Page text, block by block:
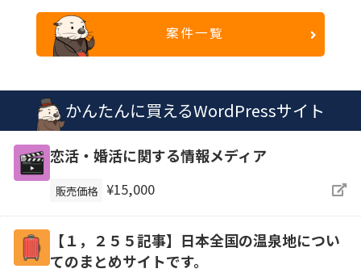
案件一覧
かんたんに買えるWordPressサイト
恋活・婚活に関する情報メディア
販売価格 ¥15,000
【１，２５５記事】日本全国の温泉地につい
てのまとめサイトです。